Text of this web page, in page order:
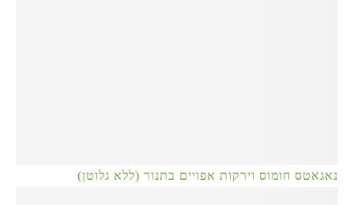
נאגאטס חומוס וירקות אפויים בתנור (ללא גלוטן)